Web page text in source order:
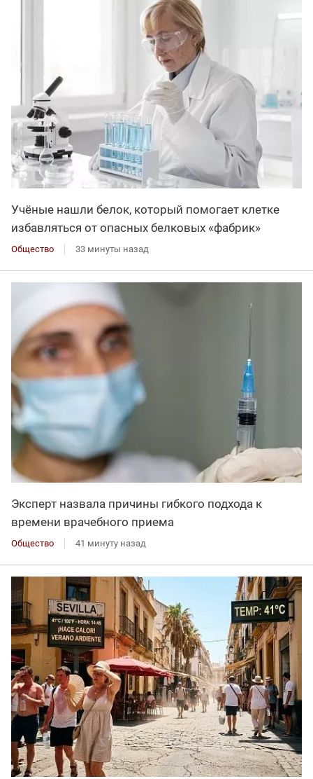
Учёные нашли белок, который помогает клетке
избавляться от опасных белковых «фабрик»
Общество 33 минуты назад
Эксперт назвала причины гибкого подхода к
времени врачебного приема
Общество 41 минуту назад